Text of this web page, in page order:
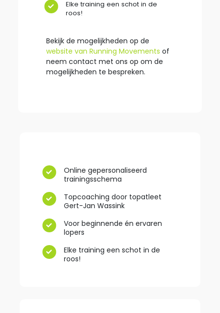
Elke training een schot in de
roos!
Bekijk de mogelijkheden op de
website van Running Movements of
neem contact met ons op om de
mogelijkheden te bespreken.
Online gepersonaliseerd
trainingsschema
Topcoaching door topatleet
Gert-Jan Wassink
Voor beginnende én ervaren
lopers
Elke training een schot in de
roos!